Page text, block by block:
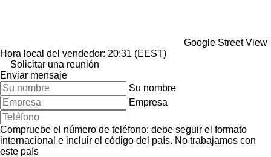
Google Street View
Hora local del vendedor: 20:31 (EEST)
Solicitar una reunión
Enviar mensaje
Su nombre
Empresa
Compruebe el número de teléfono: debe seguir el formato
internacional e incluir el código del país. No trabajamos con
este país